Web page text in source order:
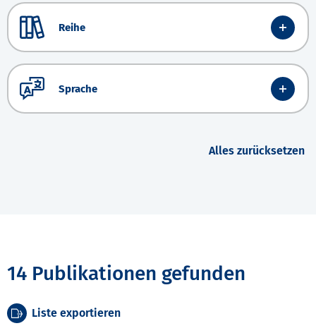
Reihe
Sprache
Alles zurücksetzen
14 Publikationen gefunden
Liste exportieren